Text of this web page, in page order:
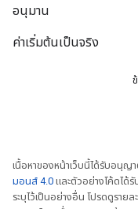
อนุมาน
ค่าเริ่มต้นเป็นจริง
เนื้อหาของหน้าเว็บนี้ได้รับอนุญา
มอนส์ 4.0 และตัวอย่างโค้ดได้
ระบุไว้เป็นอย่างอื่น โปรดดูรายล